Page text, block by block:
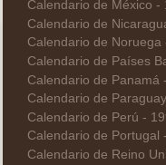
Calendario de México -
Calendario de
Calendario de Noruega
Calendario de Países
Calendario de Panamá
Calendario de
Calendario de Perú -
Calendario de Portugal
Calendario de Reino